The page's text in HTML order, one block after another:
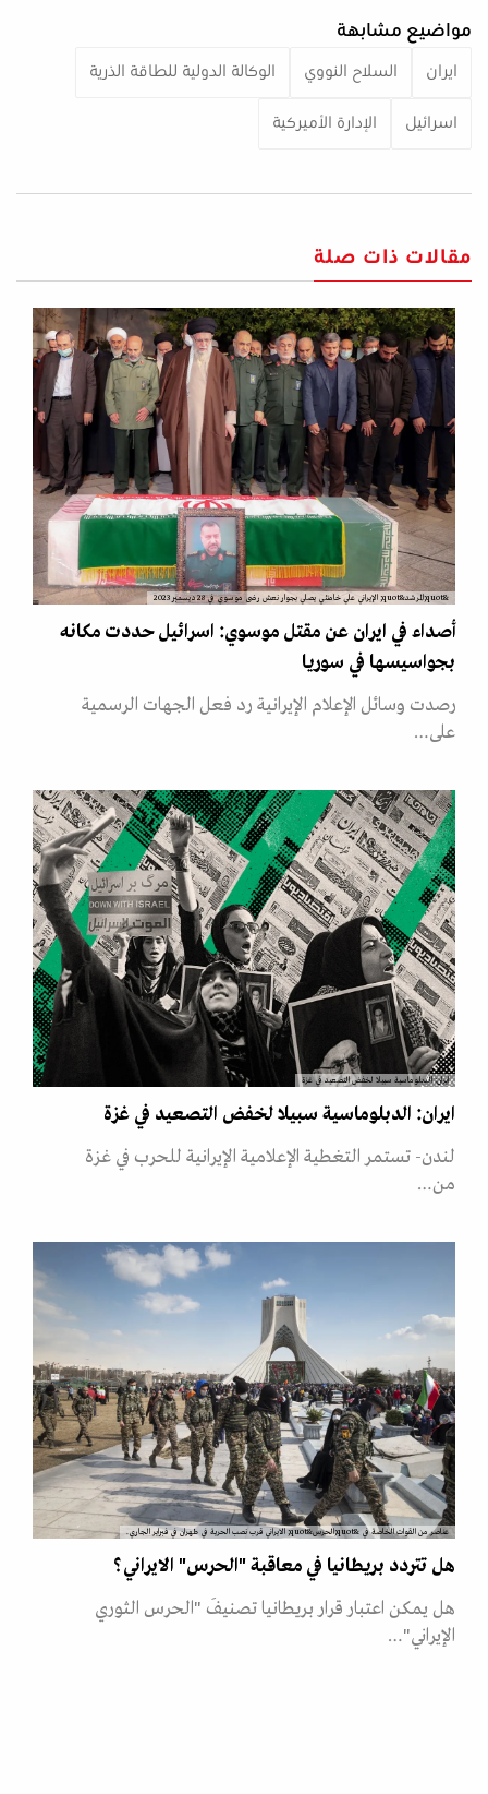
مواضيع مشابهة
ايران السلاح النووي الوكالة الدولية للطاقة الذرية
اسرائيل الإدارة الأميركية
مقالات ذات صلة
&quot;المرشد&quot; الإيراني علي خامنئي يصلي بجوار نعش رضى موسوي في 28 ديسمبر 2023
أصداء في ايران عن مقتل موسوي: اسرائيل حددت مكانه
بجواسيسها في سوريا
رصدت وسائل الإعلام الإيرانية رد فعل الجهات الرسمية
على…
ايران: الدبلوماسية سبيلا لخفض التصعيد في غزة
ايران: الدبلوماسية سبيلا لخفض التصعيد في غزة
لندن- تستمر التغطية الإعلامية الإيرانية للحرب في غزة
من…
عناصر من القوات الخاصة في &quot;الحرس&quot; الايراني قرب نصب الحرية في طهران في فبراير الجاري.
هل تتردد بريطانيا في معاقبة "الحرس" الايراني؟
هل يمكن اعتبار قرار بريطانيا تصنيفَ "الحرس الثوري
الإيراني"…